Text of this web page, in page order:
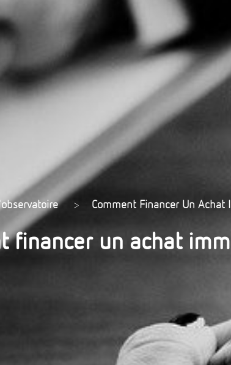
> Comment Financer Un Achat
financer un achat